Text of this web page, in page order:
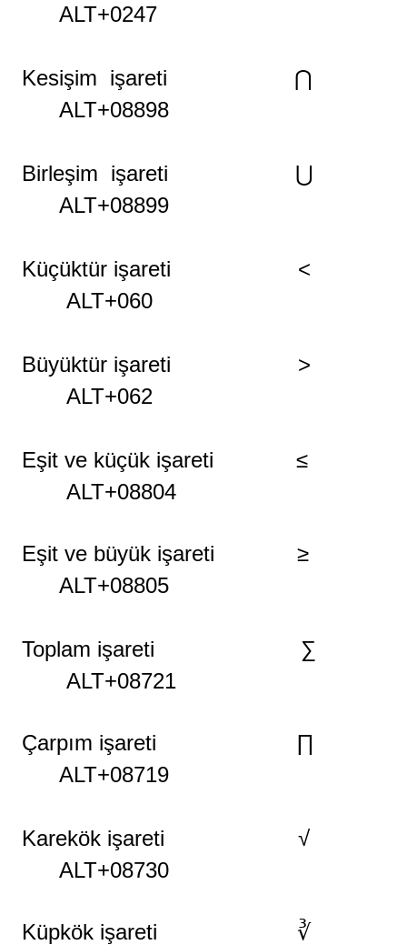
ALT+0247
Kesişim işareti ⋂
ALT+08898
Birleşim işareti ⋃
ALT+08899
Küçüktür işareti <
ALT+060
Büyüktür işareti >
ALT+062
Eşit ve küçük işareti ≤
ALT+08804
Eşit ve büyük işareti ≥
ALT+08805
Toplam işareti ∑
ALT+08721
Çarpım işareti ∏
ALT+08719
Karekök işareti
√
ALT+08730
Küpkök işareti ∛